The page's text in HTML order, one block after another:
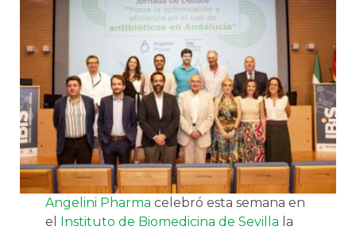
Angelini Pharma celebró esta semana en
el
Instituto de Biomedicina de Sevilla la